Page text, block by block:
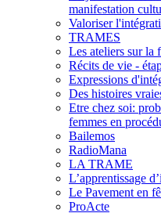
manifestation
Valoriser
TRAMES
Les ateliers sur la
Récits de vie -
Expressions
Des histoires
Etre chez soi:
femmes en
Bailemos
RadioMana
LA TRAME
L’apprentissage
Le Pavement en
ProActe